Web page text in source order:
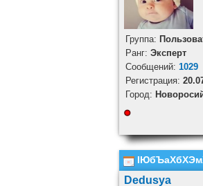
Группа:
Ранг: Эксперт
Cообщений: 1029
Регистрация:
Город:
Dedusya